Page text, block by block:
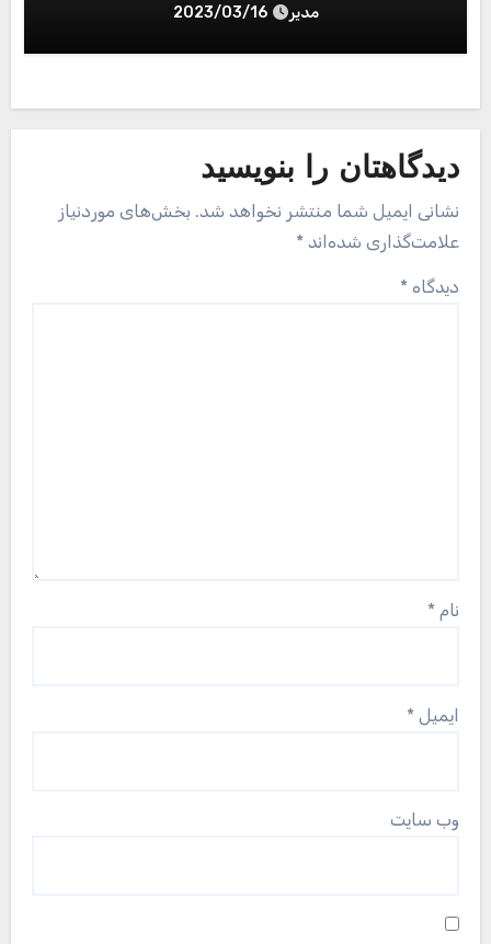
مدیر 2023/03/16
دیدگاهتان را بنویسید
نشانی ایمیل شما منتشر نخواهد شد. بخش‌های موردنیاز
علامت‌گذاری شده‌اند *
دیدگاه *
نام *
ایمیل *
وب‌ سایت